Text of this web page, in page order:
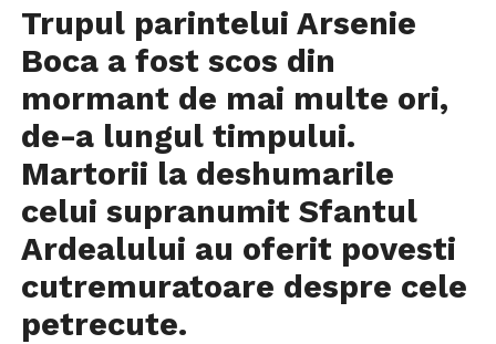
Trupul parintelui Arsenie
Boca a fost scos din
mormant de mai multe ori,
de-a lungul timpului.
Martorii la deshumarile
celui supranumit Sfantul
Ardealului au oferit povesti
cutremuratoare despre cele
petrecute.